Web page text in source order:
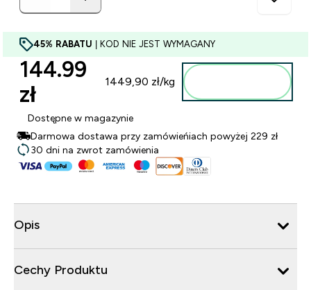
45% RABATU | KOD NIE JEST WYMAGANY
144.99
zł‎
1449,90 zł‎/kg
Dostępne w magazynie
Darmowa dostawa przy zamówieńiach powyżej 229 zł
30 dni na zwrot zamówienia
Opis
Cechy Produktu